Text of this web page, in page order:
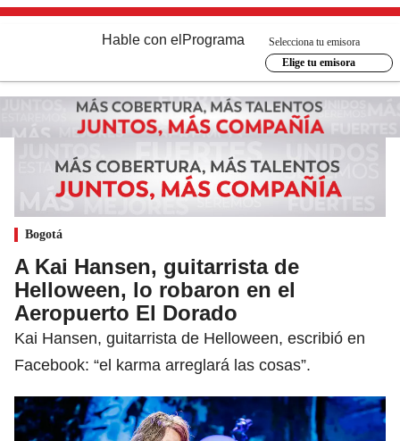
Hable con el Programa
Selecciona tu emisora
Elige tu emisora
Bogotá
A Kai Hansen, guitarrista de
Helloween, lo robaron en el
Aeropuerto El Dorado
Kai Hansen, guitarrista de Helloween, escribió en
Facebook: “el karma arreglará las cosas”.